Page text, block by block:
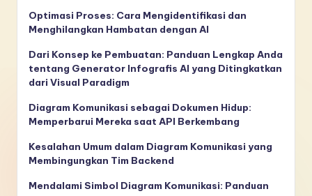
Optimasi Proses: Cara Mengidentifikasi dan
Menghilangkan Hambatan dengan AI
Dari Konsep ke Pembuatan: Panduan Lengkap Anda
tentang Generator Infografis AI yang Ditingkatkan
dari Visual Paradigm
Diagram Komunikasi sebagai Dokumen Hidup:
Memperbarui Mereka saat API Berkembang
Kesalahan Umum dalam Diagram Komunikasi yang
Membingungkan Tim Backend
Mendalami Simbol Diagram Komunikasi: Panduan